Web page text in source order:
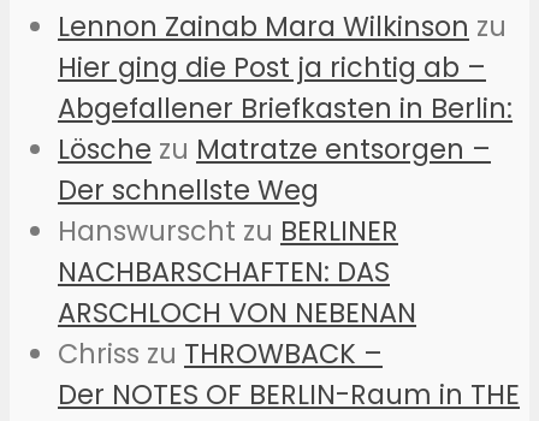
Lennon Zainab Mara Wilkinson zu
Hier ging die Post ja richtig ab –
Abgefallener Briefkasten in Berlin:
Lösche zu Matratze entsorgen –
Der schnellste Weg
Hanswurscht zu BERLINER
NACHBARSCHAFTEN: DAS
ARSCHLOCH VON NEBENAN
Chriss zu THROWBACK –
Der NOTES OF BERLIN-Raum in THE